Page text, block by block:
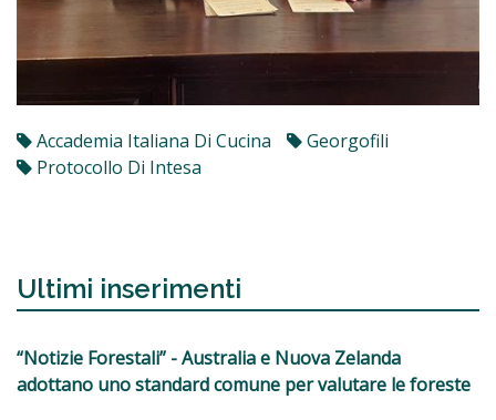
Accademia Italiana Di Cucina
Georgofili
Protocollo Di Intesa
Ultimi inserimenti
“Notizie Forestali” - Australia e Nuova Zelanda
adottano uno standard comune per valutare le foreste